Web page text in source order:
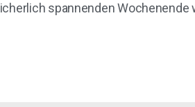
spannenden Wochenende